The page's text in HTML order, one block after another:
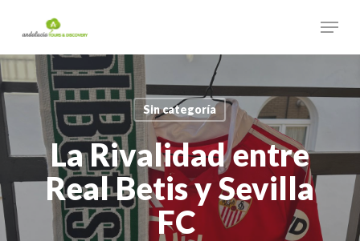
content
Menu
Sin categoría
La Rivalidad entre
Real Betis y Sevilla
FC